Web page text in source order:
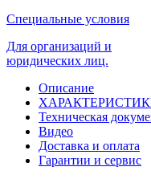
Специальные условия
Для организаций и
юридических лиц.
Описание
Техническая
Видео
Доставка и оплата
Гарантии и сервис